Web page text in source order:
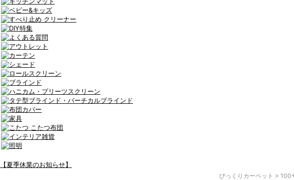
【夏季休業のお知らせ】
びっくりカーペット > 100